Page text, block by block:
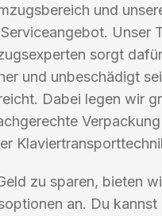
und
Unser
sorgt
und unbeschädigt
Dabei legen wir
zu sparen, bieten
an. Du kannst